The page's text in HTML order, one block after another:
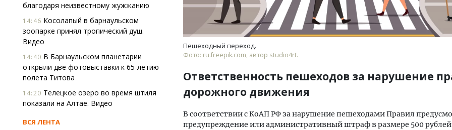
благодаря неизвестному жужжанию
14:46 Косолапый в барнаульском
зоопарке принял тропический душ.
Видео
14:40 В Барнаульском планетарии
открыли две фотовыставки к 65-летию
полета Титова
14:20 Телецкое озеро во время штиля
показали на Алтае. Видео
ВСЯ ЛЕНТА
Пешеходный переход.
Фото: ru.freepik.com, автор studio4rt.
Ответственность пешеходов за нарушение
дорожного движения
В соответствии с КоАП РФ за нарушение пешеходами Правил
предупреждение или административный штраф в размере 500